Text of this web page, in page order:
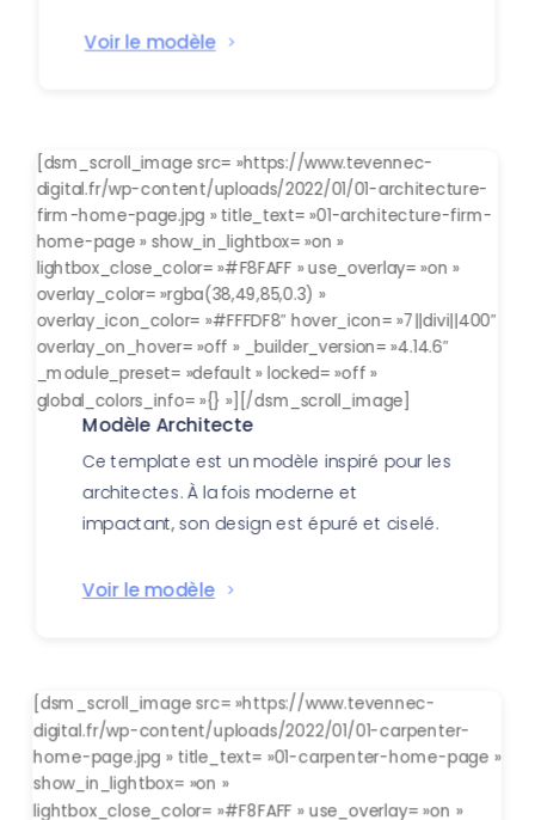
Voir le modèle
[dsm_scroll_image src= »https://www.tevennec-
digital.fr/wp-content/uploads/2022/01/01-architecture-
firm-home-page.jpg » title_text= »01-architecture-firm-
home-page » show_in_lightbox= »on »
lightbox_close_color= »#F8FAFF » use_overlay= »on »
overlay_color= »rgba(38,49,85,0.3) »
overlay_icon_color= »#FFFDF8″ hover_icon= »7||divi||400″
overlay_on_hover= »off » _builder_version= »4.14.6″
_module_preset= »default » locked= »off »
global_colors_info= »{} »][/dsm_scroll_image]
Modèle Architecte
Ce template est un modèle inspiré pour les
architectes. À la fois moderne et
impactant, son design est épuré et ciselé.
Voir le modèle
[dsm_scroll_image src= »https://www.tevennec-
digital.fr/wp-content/uploads/2022/01/01-carpenter-
home-page.jpg » title_text= »01-carpenter-home-page »
show_in_lightbox= »on »
lightbox_close_color= »#F8FAFF » use_overlay= »on »